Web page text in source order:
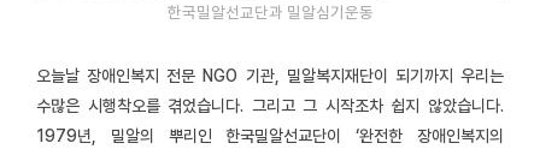
한국밀알선교단과 밀알심기운동
오늘날 장애인복지 전문 NGO 기관, 밀알복지재단이 되기까지 우리는
수많은 시행착오를 겪었습니다. 그리고 그 시작조차 쉽지 않았습니다.
1979년, 밀알의 뿌리인 한국밀알선교단이 ‘완전한 장애인복지의